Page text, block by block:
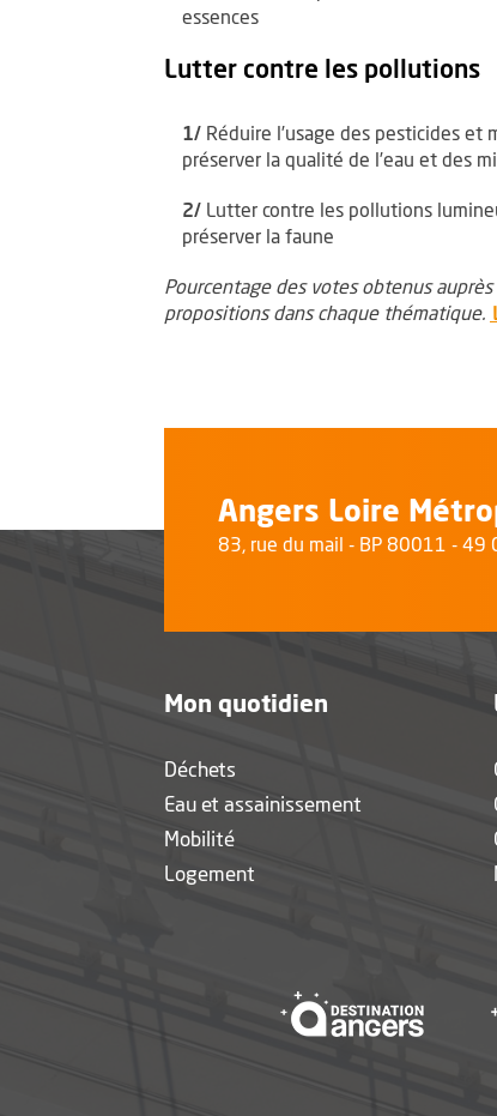
essences
Lutter contre les pollutions
1/ Réduire l’usage des pesticides et
préserver la qualité de l’eau et des
2/ Lutter contre les pollutions
préserver la faune
Pourcentage des votes obtenus
propositions dans chaque thématique.
Angers Loire
83, rue du mail - BP 80011 - 49
Mon quotidien
Déchets
Eau et assainissement
Mobilité
Logement
,